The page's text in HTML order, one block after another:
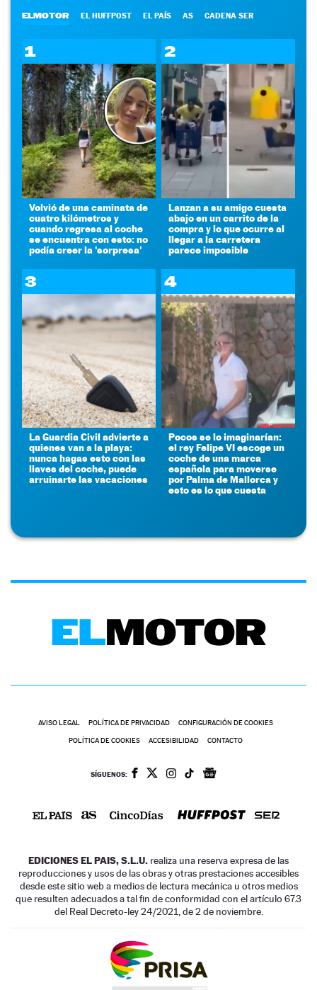
ELMOTOR EL HUFFPOST EL PAÍS AS CADENA SER
1
Volvió de una caminata de
cuatro kilómetros y
cuando regresa al coche
se encuentra con esto: no
podía creer la 'sorpresa'
2
Lanzan a su amigo cuesta
abajo en un carrito de la
compra y lo que ocurre al
llegar a la carretera
parece imposible
3
La Guardia Civil advierte a
quienes van a la playa:
nunca hagas esto con las
llaves del coche, puede
arruinarte las vacaciones
4
Pocos se lo imaginarían:
el rey Felipe VI escoge un
coche de una marca
española para moverse
por Palma de Mallorca y
esto es lo que cuesta
AVISO LEGAL POLÍTICA DE PRIVACIDAD CONFIGURACIÓN DE COOKIES
POLÍTICA DE COOKIES ACCESIBILIDAD CONTACTO
SÍGUENOS:
EDICIONES EL PAIS, S.L.U. realiza una reserva expresa de las
reproducciones y usos de las obras y otras prestaciones accesibles
desde este sitio web a medios de lectura mecánica u otros medios
que resulten adecuados a tal fin de conformidad con el artículo 67.3
del Real Decreto-ley 24/2021, de 2 de noviembre.